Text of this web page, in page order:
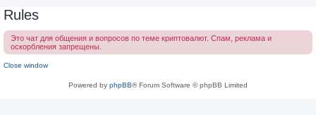
Rules
Это чат для общения и вопросов по теме криптовалют. Спам, реклама и
оскорбления запрещены.
Close window
Powered by phpBB® Forum Software © phpBB Limited